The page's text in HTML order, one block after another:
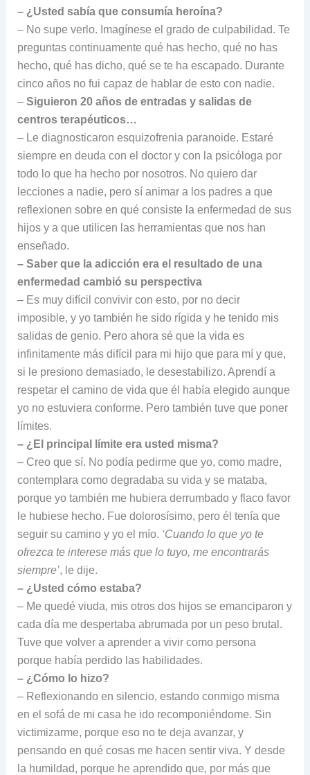
– ¿Usted sabía que consumía heroína?
– No supe verlo. Imagínese el grado de culpabilidad. Te
preguntas continuamente qué has hecho, qué no has
hecho, qué has dicho, qué se te ha escapado. Durante
cinco años no fui capaz de hablar de esto con nadie.
– Siguieron 20 años de entradas y salidas de
centros terapéuticos…
– Le diagnosticaron esquizofrenia paranoide. Estaré
siempre en deuda con el doctor y con la psicóloga por
todo lo que ha hecho por nosotros. No quiero dar
lecciones a nadie, pero sí animar a los padres a que
reflexionen sobre en qué consiste la enfermedad de sus
hijos y a que utilicen las herramientas que nos han
enseñado.
– Saber que la adicción era el resultado de una
enfermedad cambió su perspectiva
– Es muy difícil convivir con esto, por no decir
imposible, y yo también he sido rígida y he tenido mis
salidas de genio. Pero ahora sé que la vida es
infinitamente más difícil para mi hijo que para mí y que,
si le presiono demasiado, le desestabilizo. Aprendí a
respetar el camino de vida que él había elegido aunque
yo no estuviera conforme. Pero también tuve que poner
límites.
– ¿El principal límite era usted misma?
– Creo que sí. No podía pedirme que yo, como madre,
contemplara como degradaba su vida y se mataba,
porque yo también me hubiera derrumbado y flaco favor
le hubiese hecho. Fue dolorosísimo, pero él tenía que
seguir su camino y yo el mío. ‘Cuando lo que yo te
ofrezca te interese más que lo tuyo, me encontrarás
siempre’, le dije.
– ¿Usted cómo estaba?
– Me quedé viuda, mis otros dos hijos se emanciparon y
cada día me despertaba abrumada por un peso brutal.
Tuve que volver a aprender a vivir como persona
porque había perdido las habilidades.
– ¿Cómo lo hizo?
– Reflexionando en silencio, estando conmigo misma
en el sofá de mi casa he ido recomponiéndome. Sin
victimizarme, porque eso no te deja avanzar, y
pensando en qué cosas me hacen sentir viva. Y desde
la humildad, porque he aprendido que, por más que